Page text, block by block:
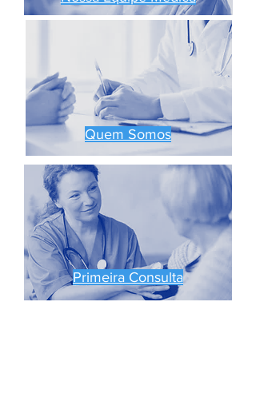
Quem Somos
Primeira Consulta